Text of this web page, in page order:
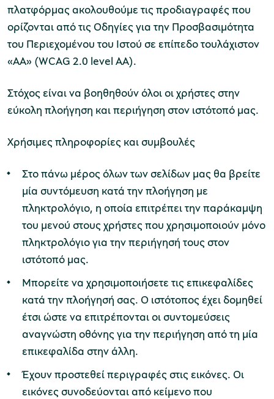
πλατφόρμας ακολουθούμε τις προδιαγραφές που
ορίζονται από τις Οδηγίες για την Προσβασιμότητα
του Περιεχομένου του Ιστού σε επίπεδο τουλάχιστον
«ΑA» (WCAG 2.0 level AA).
Στόχος είναι να βοηθηθούν όλοι οι χρήστες στην
εύκολη πλοήγηση και περιήγηση στον ιστότοπό μας.
Χρήσιμες πληροφορίες και συμβουλές
Στο πάνω μέρος όλων των σελίδων μας θα βρείτε
μία συντόμευση κατά την πλοήγηση με
πληκτρολόγιο, η οποία επιτρέπει την παράκαμψη
του μενού στους χρήστες που χρησιμοποιούν μόνο
πληκτρολόγιο για την περιήγησή τους στον
ιστότοπό μας.
Μπορείτε να χρησιμοποιήσετε τις επικεφαλίδες
κατά την πλοήγησή σας. Ο ιστότοπος έχει δομηθεί
έτσι ώστε να επιτρέπονται οι συντομεύσεις
αναγνώστη οθόνης για την περιήγηση από τη μία
επικεφαλίδα στην άλλη.
Έχουν προστεθεί περιγραφές στις εικόνες. Οι
εικόνες συνοδεύονται από κείμενο που